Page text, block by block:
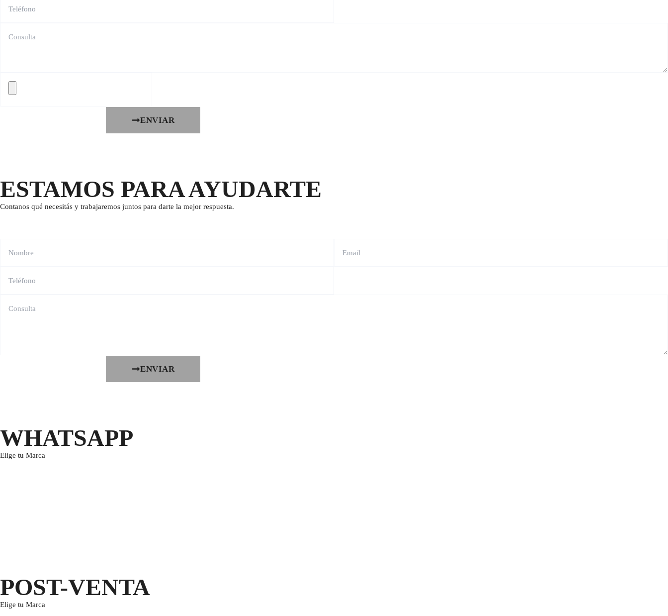
ENVIAR
ESTAMOS PARA AYUDARTE
Contanos qué necesitás y trabajaremos juntos para darte la mejor respuesta.
ENVIAR
WHATSAPP
Elige tu Marca
POST-VENTA
Elige tu Marca